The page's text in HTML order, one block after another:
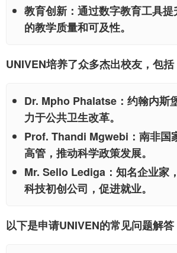
教育创新 ：通过数字教育工具
的教学质量和可及性。
UNIVEN培养了众多杰出校友，包括
Dr. Mpho Phalatse ：约翰内斯
力于公共卫生改革。
Prof. Thandi Mgwebi ：南非
高管，推动科学政策发展。
Mr. Sello Lediga ：知名企业家
科技初创公司，促进就业。
以下是申请UNIVEN的常见问题解答